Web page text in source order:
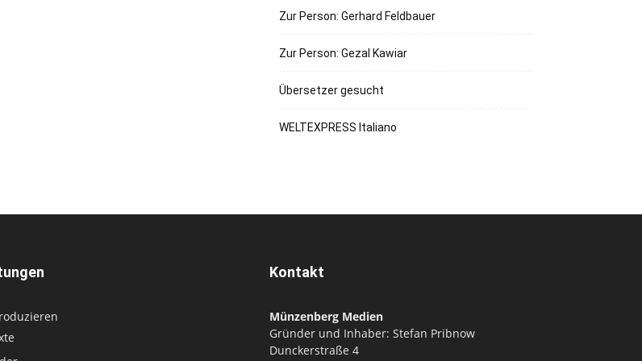
Zur Person: Gerhard Feldbauer
Zur Person: Gezal Kawiar
Übersetzer gesucht
WELTEXPRESS Italiano
Kontakt
Münzenberg Medien
Gründer und Inhaber: Stefan Pribnow
Dunckerstraße 4